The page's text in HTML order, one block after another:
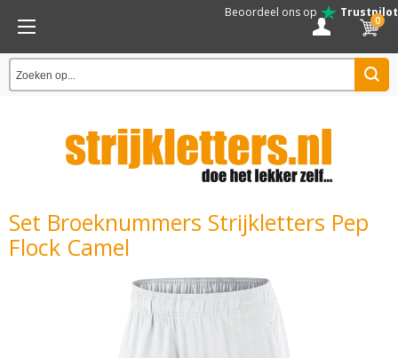
Beoordeel ons op Trustpilot
0
Set Broeknummers Strijkletters Pep
Flock Camel